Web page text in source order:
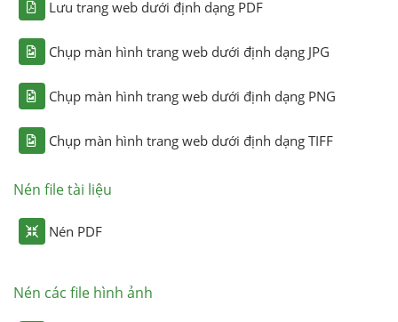
Lưu trang web dưới định dạng PDF
Chụp màn hình trang web dưới định dạng JPG
Chụp màn hình trang web dưới định dạng PNG
Chụp màn hình trang web dưới định dạng TIFF
Nén file tài liệu
Nén PDF
Nén các file hình ảnh